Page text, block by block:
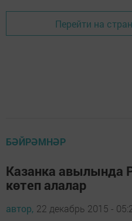
Перейти на
БӘЙРӘМНӘР
Казанка авылында
көтеп алалар
автор, 22 декабрь 2015 -